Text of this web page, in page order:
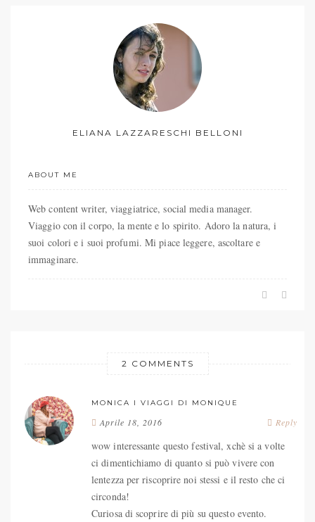
ELIANA LAZZARESCHI BELLONI
ABOUT ME
Web content writer, viaggiatrice, social media manager.
Viaggio con il corpo, la mente e lo spirito. Adoro la natura, i
suoi colori e i suoi profumi. Mi piace leggere, ascoltare e
immaginare.
2 COMMENTS
MONICA I VIAGGI DI MONIQUE
Reply
Aprile 18, 2016
wow interessante questo festival, xchè si a volte
ci dimentichiamo di quanto si può vivere con
lentezza per riscoprire noi stessi e il resto che ci
circonda!
Curiosa di scoprire di più su questo evento.